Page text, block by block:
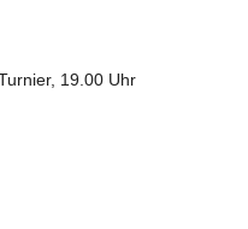
19.00 Uhr